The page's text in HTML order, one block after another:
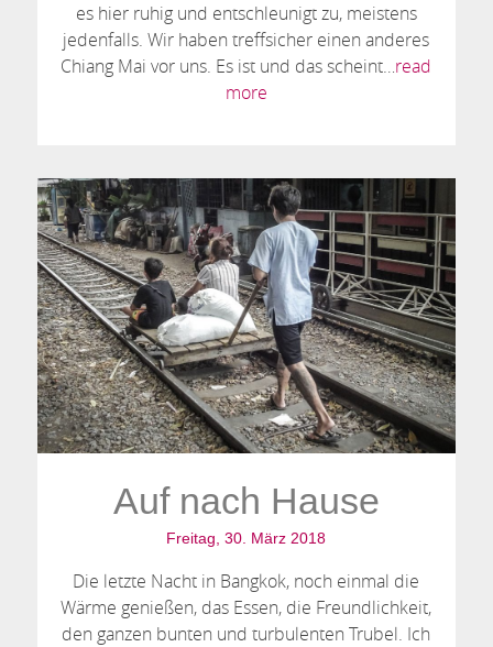
es hier ruhig und entschleunigt zu, meistens
jedenfalls. Wir haben treffsicher einen anderes
Chiang Mai vor uns. Es ist und das scheint…read
more
Auf nach Hause
Freitag, 30. März 2018
Die letzte Nacht in Bangkok, noch einmal die
Wärme genießen, das Essen, die Freundlichkeit,
den ganzen bunten und turbulenten Trubel. Ich